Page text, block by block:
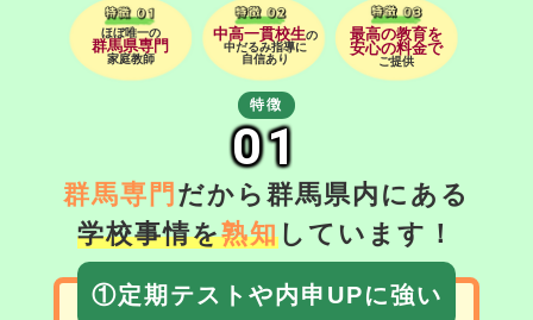
ほぼ唯一の
群馬県専門
家庭教師
中高一貫校生の
中だるみ指導に
自信あり
最高の教育を
安心の料金で
ご提供
特徴
01
群馬専門 だから群馬県内にある
学校事情を熟知しています！
①定期テストや内申UPに強い